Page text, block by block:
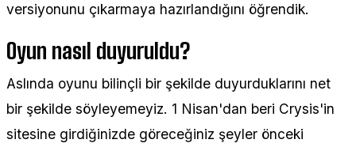
versiyonunu çıkarmaya hazırlandığını öğrendik.
Oyun nasıl duyuruldu?
Aslında oyunu bilinçli bir şekilde duyurduklarını net
bir şekilde söyleyemeyiz. 1 Nisan'dan beri Crysis'in
sitesine girdiğinizde göreceğiniz şeyler önceki